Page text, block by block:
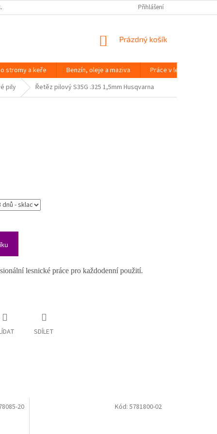
ZAHRADNÍ TECHNIKY BRNO SLOVNÍK POJMŮ
Přihlášení
NÁKUPNÍ
Prázdný košík
stromy a keře Benzín, oleje a maziva Práce v lese
pily Řetěz pilový S35G .325 1,5mm Husqvarna
lesnické práce pro každodenní použití.
SDÍLET
20 Kód: 5781800-02